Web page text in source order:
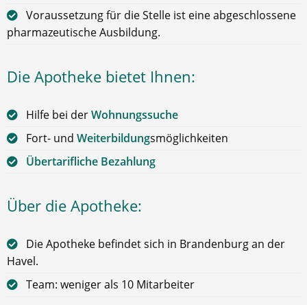
Voraussetzung für die Stelle ist eine abgeschlossene
pharmazeutische Ausbildung.
Die Apotheke bietet Ihnen:
Hilfe bei derWohnungssuche
Fort- und Weiterbildungsmöglichkeiten
Übertarifliche Bezahlung
Über die Apotheke:
Die Apotheke befindet sich in Brandenburg an der
Havel.
Team: weniger als 10 Mitarbeiter